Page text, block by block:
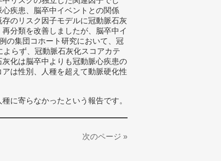
疾患、脳卒中イベントとの関係
のリスク因子モデルに冠動脈石灰
分類を改善しましたが、脳卒中イ
の集団コホート研究において、冠
らず、冠動脈石灰化スコアカテ
化は脳卒中よりも冠動脈心疾患の
は性別、人種を超えて動脈硬化性
に寄らなかったという報告です。
次のページ »